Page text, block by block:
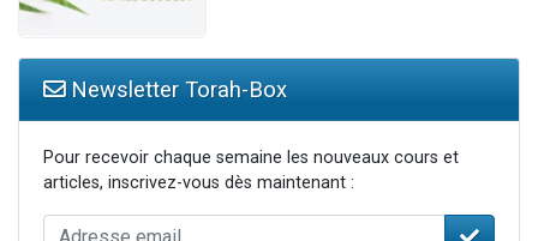
Newsletter Torah-Box
Pour recevoir chaque semaine les nouveaux cours et
articles, inscrivez-vous dès maintenant :